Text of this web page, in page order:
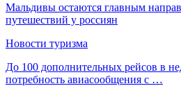
Мальдивы остаются главным
путешествий у россиян
Новости туризма
До 100 дополнительных рейсов в
потребность авиасообщения с …